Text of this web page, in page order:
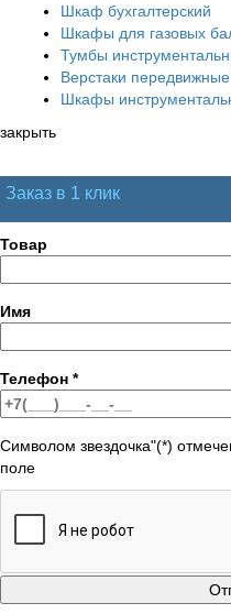
Шкаф бухгалтерский
Шкафы для газовых
Тумбы
Верстаки
Шкафы
закрыть
Заказ в 1 клик
Товар
Имя
Телефон *
Символом звездочка"(*)
поле